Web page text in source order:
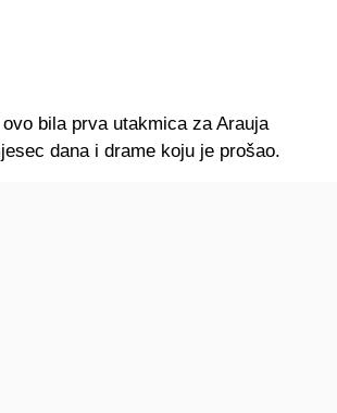
bila prva utakmica za Arauja
dana i drame koju je prošao.